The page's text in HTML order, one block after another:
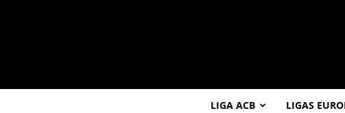
LIGA ACB LIGAS